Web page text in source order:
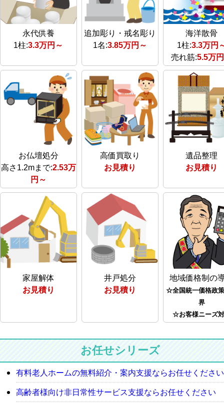
永代供養
1柱:3.3万円～
追加彫り・戒名彫り
1名:3.85万円～
海洋散骨
1柱:3.3万円
売れ筋:5.5万
お仏壇処分
高さ1.2mまで:2.53万
円～
高価買取り
お見積り
遺品整理
お見積り
家屋解体
お見積り
井戸処分
お見積り
地域価格制の
☆全国統一価格政
界
☆お客様ニーズ
お任せシリーズ
有料老人ホームの無料紹介・案内支援ならお任せください
高齢者様向け非日常性サービス支援ならお任せください